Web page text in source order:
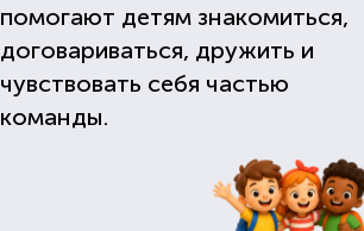
помогают детям знакомиться,
договариваться, дружить и
чувствовать себя частью
команды.